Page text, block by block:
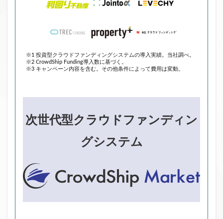
※1 投資型クラウドファンディングシステムの導入実績。当社調べ。
※2 CrowdShip Funding導入数に基づく。
※3 キャンペーン内容を含む。その他条件によって費用は変動。
次世代型クラウドファンディン
グシステム